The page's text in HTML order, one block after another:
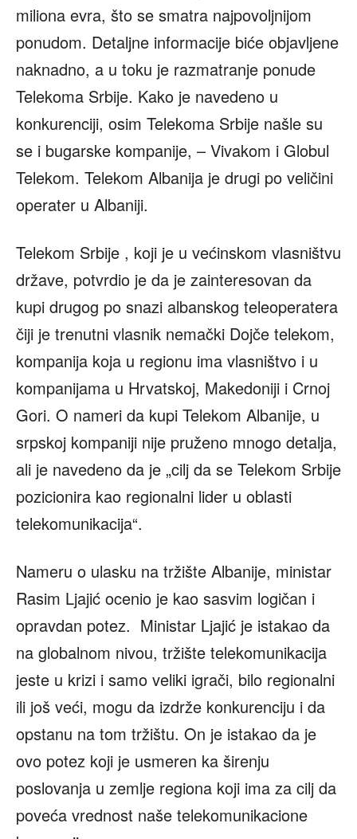
miliona evra, što se smatra najpovoljnijom
ponudom. Detaljne informacije biće objavljene
naknadno, a u toku je razmatranje ponude
Telekoma Srbije. Kako je navedeno u
konkurenciji, osim Telekoma Srbije našle su
se i bugarske kompanije, – Vivakom i Globul
Telekom. Telekom Albanija je drugi po veličini
operater u Albaniji.
Telekom Srbije , koji je u većinskom vlasništvu
države, potvrdio je da je zainteresovan da
kupi drugog po snazi albanskog teleoperatera
čiji je trenutni vlasnik nemački Dojče telekom,
kompanija koja u regionu ima vlasništvo i u
kompanijama u Hrvatskoj, Makedoniji i Crnoj
Gori. O nameri da kupi Telekom Albanije, u
srpskoj kompaniji nije pruženo mnogo detalja,
ali je navedeno da je „cilj da se Telekom Srbije
pozicionira kao regionalni lider u oblasti
telekomunikacija“.
Nameru o ulasku na tržište Albanije, ministar
Rasim Ljajić ocenio je kao sasvim logičan i
opravdan potez. Ministar Ljajić je istakao da
na globalnom nivou, tržište telekomunikacija
jeste u krizi i samo veliki igrači, bilo regionalni
ili još veći, mogu da izdrže konkurenciju i da
opstanu na tom tržištu. On je istakao da je
ovo potez koji je usmeren ka širenju
poslovanja u zemlje regiona koji ima za cilj da
poveća vrednost naše telekomunikacione